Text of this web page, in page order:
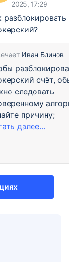
2025, 17:29
разблокировать
Иван Блинов
счёт,
следовать
причину;
далее...